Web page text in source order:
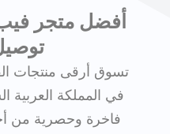
أفضل متجر
تسوق أرقى منتجات
في المملكة العربية
فاخرة وحصرية من